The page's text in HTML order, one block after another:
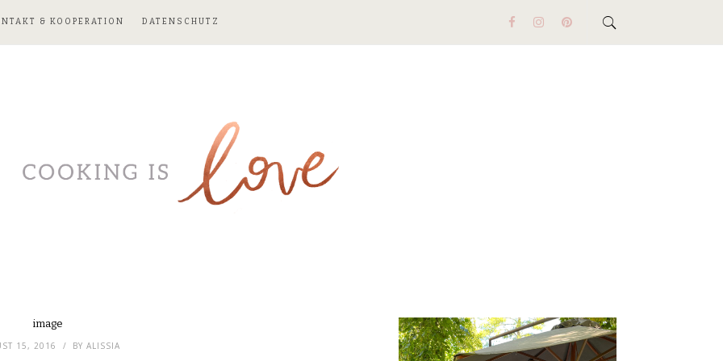
& KOOPERATION DATENSCHUTZ
image
15, 2016 BY ALISSIA